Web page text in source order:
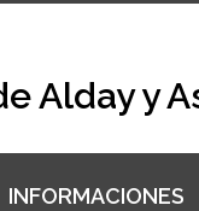
Alday y
INFORMACIONES